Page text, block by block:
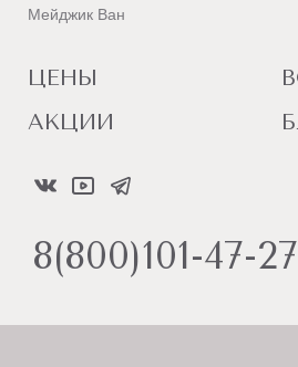
Мейджик Ван
ЦЕНЫ
АКЦИИ
8(800)101-47-27